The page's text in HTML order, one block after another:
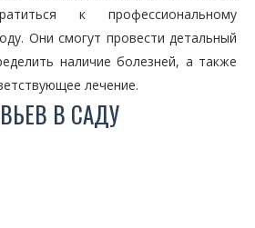
к профессиональному
Они смогут провести детальный
наличие болезней, а также
лечение.
В САДУ